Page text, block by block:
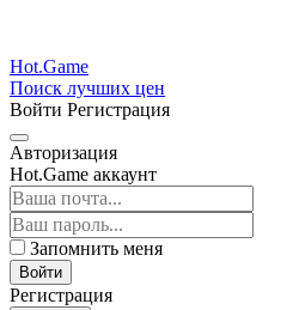
Hot.Game
Поиск лучших цен
Войти Регистрация
Авторизация
Hot.Game аккаунт
Запомнить меня
Войти
Регистрация